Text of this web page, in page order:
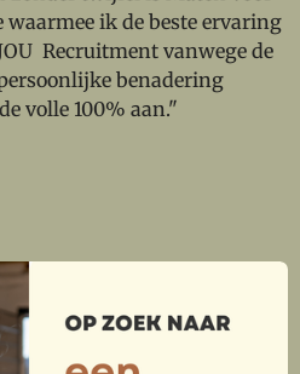
waarmee ik de beste ervaring
Recruitment vanwege de
benadering
volle 100% aan."